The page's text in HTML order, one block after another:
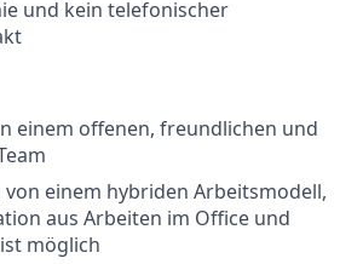
und kein telefonischer
einem offenen, freundlichen und
einem hybriden Arbeitsmodell,
aus Arbeiten im Office und
möglich